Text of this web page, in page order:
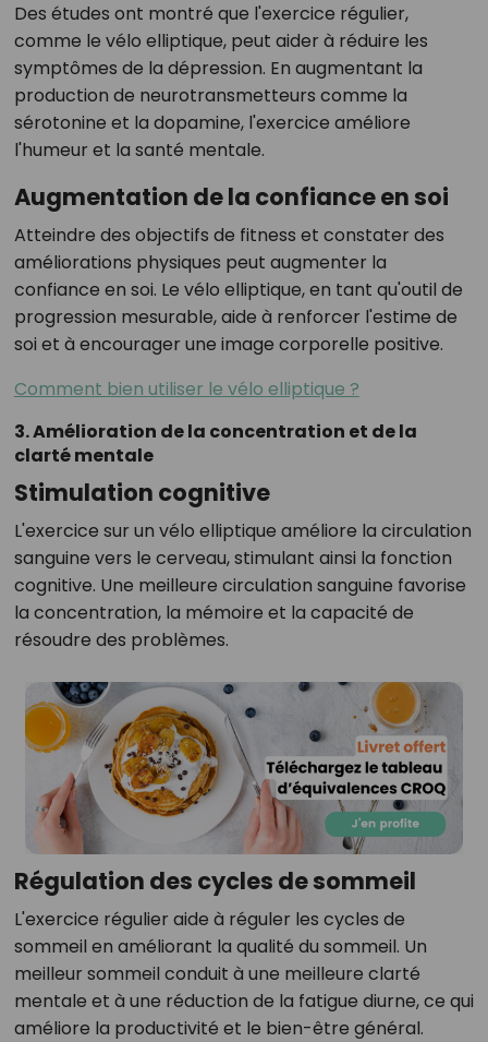
Des études ont montré que l'exercice régulier,
comme le vélo elliptique, peut aider à réduire les
symptômes de la dépression. En augmentant la
production de neurotransmetteurs comme la
sérotonine et la dopamine, l'exercice améliore
l'humeur et la santé mentale.
Augmentation de la confiance en soi
Atteindre des objectifs de fitness et constater des
améliorations physiques peut augmenter la
confiance en soi. Le vélo elliptique, en tant qu'outil de
progression mesurable, aide à renforcer l'estime de
soi et à encourager une image corporelle positive.
Comment bien utiliser le vélo elliptique ?
3. Amélioration de la concentration et de la
clarté mentale
Stimulation cognitive
L'exercice sur un vélo elliptique améliore la circulation
sanguine vers le cerveau, stimulant ainsi la fonction
cognitive. Une meilleure circulation sanguine favorise
la concentration, la mémoire et la capacité de
résoudre des problèmes.
Régulation des cycles de sommeil
L'exercice régulier aide à réguler les cycles de
sommeil en améliorant la qualité du sommeil. Un
meilleur sommeil conduit à une meilleure clarté
mentale et à une réduction de la fatigue diurne, ce qui
améliore la productivité et le bien-être général.